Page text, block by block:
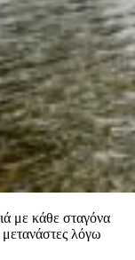
με κάθε σταγόνα
μετανάστες λόγω